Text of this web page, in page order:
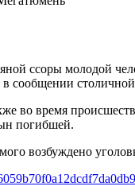
ссоры молодой
в сообщении
во время
погибшей.
возбуждено